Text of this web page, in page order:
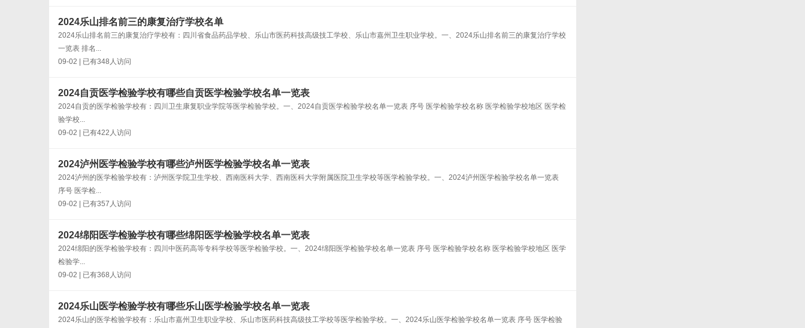
2024乐山排名前三的康复治疗学校名单
2024乐山排名前三的康复治疗学校有：四川省食品药品学校、乐山市医药科技高级技工学校、乐山市嘉州卫生职业学校。一、2024乐山排名前三的康复治疗学校
一览表 排名...
09-02 | 已有348人访问
2024自贡医学检验学校有哪些自贡医学检验学校名单一览表
2024自贡的医学检验学校有：四川卫生康复职业学院等医学检验学校。一、2024自贡医学检验学校名单一览表 序号 医学检验学校名称 医学检验学校地区 医学检
验学校...
09-02 | 已有422人访问
2024泸州医学检验学校有哪些泸州医学检验学校名单一览表
2024泸州的医学检验学校有：泸州医学院卫生学校、西南医科大学、西南医科大学附属医院卫生学校等医学检验学校。一、2024泸州医学检验学校名单一览表
序号 医学检...
09-02 | 已有357人访问
2024绵阳医学检验学校有哪些绵阳医学检验学校名单一览表
2024绵阳的医学检验学校有：四川中医药高等专科学校等医学检验学校。一、2024绵阳医学检验学校名单一览表 序号 医学检验学校名称 医学检验学校地区 医学
检验学...
09-02 | 已有368人访问
2024乐山医学检验学校有哪些乐山医学检验学校名单一览表
2024乐山的医学检验学校有：乐山市嘉州卫生职业学校、乐山市医药科技高级技工学校等医学检验学校。一、2024乐山医学检验学校名单一览表 序号 医学检验